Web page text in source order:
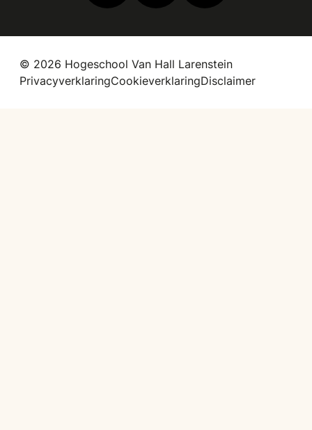
© 2026 Hogeschool Van Hall Larenstein
PrivacyverklaringCookieverklaringDisclaimer